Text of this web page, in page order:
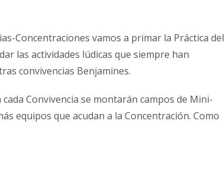
Concentraciones vamos a primar la Práctica del
las actividades lúdicas que siempre han
convivencias Benjamines.
Convivencia se montarán campos de Mini-
equipos que acudan a la Concentración. Como